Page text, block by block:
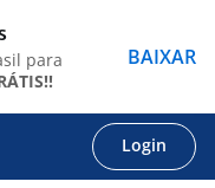
Login
para
BAIXAR